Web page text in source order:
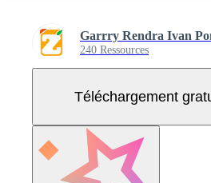
Garrry Rendra Ivan
240 Ressources
Téléchargement